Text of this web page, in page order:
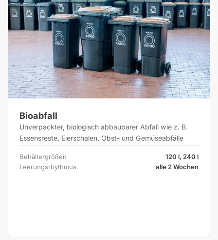
Bioabfall
Unverpackter, biologisch abbaubarer Abfall wie z. B.
Essensreste, Eierschalen, Obst- und Gemüseabfälle
Behältergrößen
120 l, 240 l
Leerungsrhythmus
alle 2 Wochen